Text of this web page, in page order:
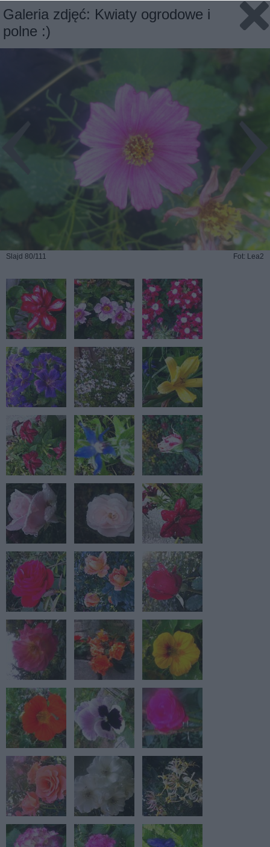
Galeria zdjęć: Kwiaty ogrodowe i
polne :)
Slajd 80/111 Fot: Lea2